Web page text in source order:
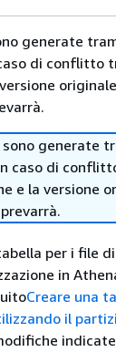
generate
di conflitto
generate
caso di
e la versione
per i file
in
Creare una
il